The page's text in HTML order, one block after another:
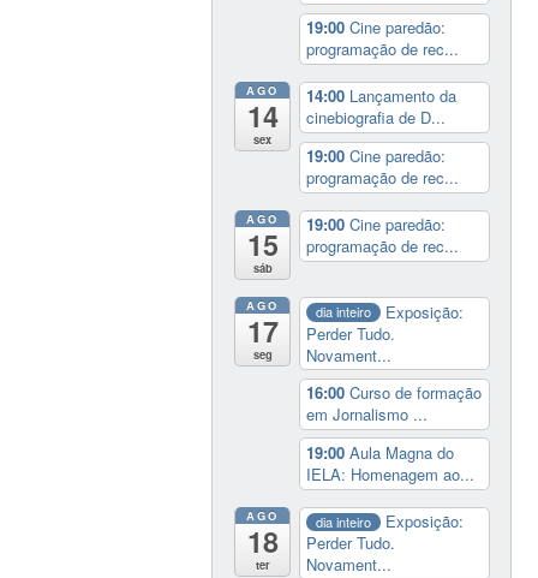
19:00Cine paredão:
programação de rec...
AGO
14
sex
14:00 Lançamento da
cinebiografia de D...
19:00Cine paredão:
programação de rec...
AGO
15
sáb
19:00Cine paredão:
programação de rec...
AGO
17
seg
dia inteiro
Exposição:
Perder Tudo.
Novament...
16:00Curso de formação
em Jornalismo ...
19:00Aula Magna do
IELA: Homenagem ao...
AGO
18
ter
dia inteiro
Exposição:
Perder Tudo.
Novament...